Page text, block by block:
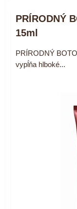
PRÍRODNÝ
15ml
PRÍRODNÝ
vypĺňa hlboké...